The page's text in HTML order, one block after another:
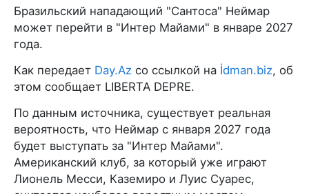
Бразильский нападающий "Сантоса" Неймар
может перейти в "Интер Майами" в январе 2027
года.
Как передает Day.Az со ссылкой на İdman.biz, об
этом сообщает LIBERTA DEPRE.
По данным источника, существует реальная
вероятность, что Неймар с января 2027 года
будет выступать за "Интер Майами".
Американский клуб, за который уже играют
Лионель Месси, Каземиро и Луис Суарес,